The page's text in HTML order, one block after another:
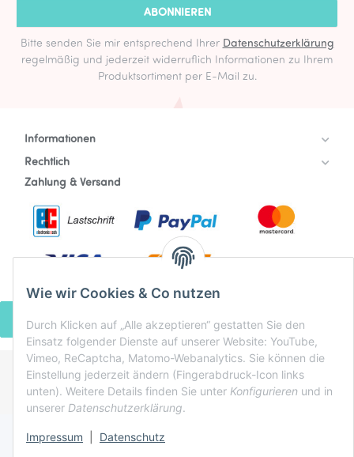
Wie wir Cookies & Co nutzen
Durch Klicken auf „Alle akzeptieren“ gestatten Sie den
Einsatz folgender Dienste auf unserer Website: YouTube,
Vimeo, ReCaptcha, Matomo-Webanalytics. Sie können die
Einstellung jederzeit ändern (Fingerabdruck-Icon links
unten). Weitere Details finden Sie unter Konfigurieren und in
unserer Datenschutzerklärung.
Impressum Datenschutz
ABONNIEREN
Bitte senden Sie mir entsprechend Ihrer Datenschutzerklärung
regelmäßig und jederzeit widerruflich Informationen zu Ihrem
Produktsortiment per E-Mail zu.
Informationen
Rechtlich
Zahlung & Versand
VERTRAG WIDERRUFEN
* Alle Preise inkl. gesetzlicher USt., zzgl.Versand
Powered by